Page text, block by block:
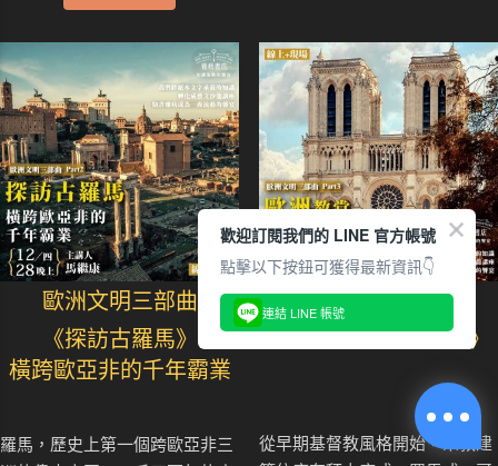
歐洲文明三部曲
《探訪古羅馬》
橫跨歐亞非的千年霸業
羅馬，歷史上第一個跨歐亞非三
歐洲文明三部曲
《歐洲教堂世界遺產》
從早期基督教風格開始，宗教建
歡迎訂閱我們的 LINE 官方帳號
點擊以下按鈕可獲得最新資訊👇
連結 LINE 帳號